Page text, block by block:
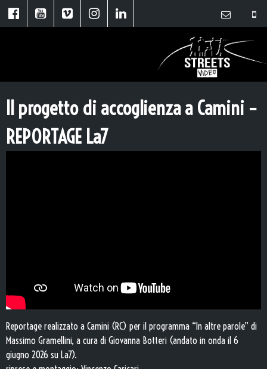
Il progetto di accoglienza a Camini –
REPORTAGE La7
Reportage realizzato a Camini (RC) per il programma “In altre parole” di
Massimo Gramellini, a cura di Giovanna Botteri (andato in onda il 6
giugno 2026 su La7).